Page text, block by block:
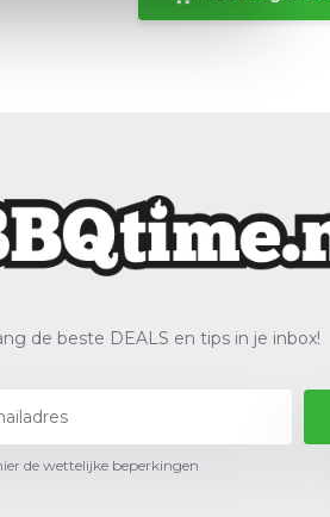
de beste DEALS en tips in je inbox!
de wettelijke beperkingen